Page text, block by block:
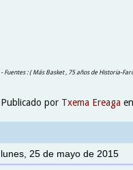
- Fuentes : ( Más Basket , 75 años de Historia-
Publicado por Txema Ereaga en
lunes, 25 de mayo de 2015